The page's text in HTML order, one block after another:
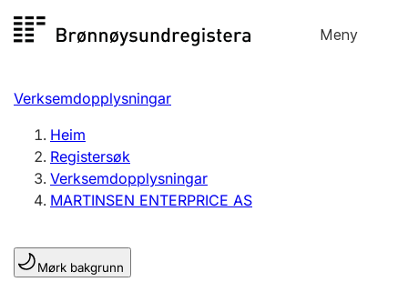
til
Meny
Registersøk
Aksjeselskap
Enkeltpersonføretak
Registrere, endre, slette
Lag og foreining
Verksemdopplysningar
Heim
Registersøk
Verksemdopplysningar
MARTINSEN ENTERPRICE AS
Mørk bakgrunn